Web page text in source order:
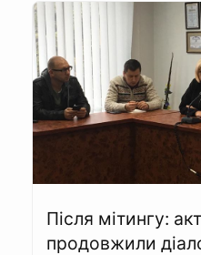
Після мітингу:
продовжили